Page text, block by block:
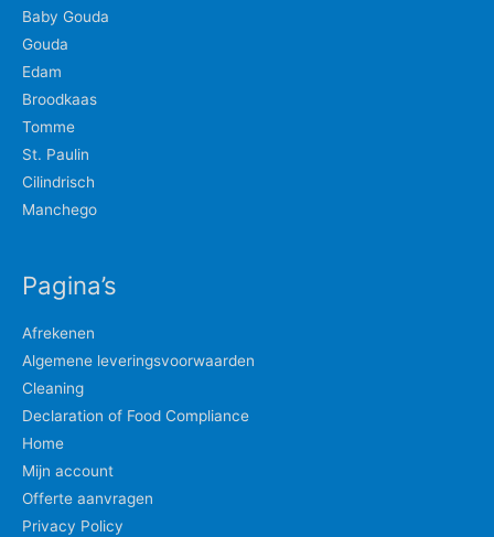
Baby Gouda
Gouda
Edam
Broodkaas
Tomme
St. Paulin
Cilindrisch
Manchego
Pagina’s
Afrekenen
Algemene leveringsvoorwaarden
Cleaning
Declaration of Food Compliance
Home
Mijn account
Offerte aanvragen
Privacy Policy